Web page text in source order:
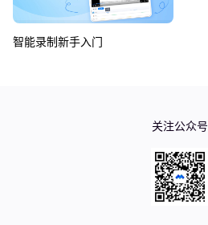
智能录制新手入门
如何使用自定义布局？（一）
关注公众号